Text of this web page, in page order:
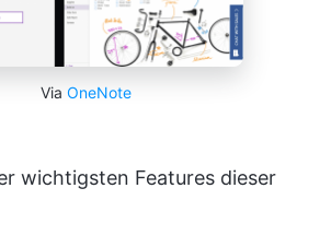
Via OneNote
wichtigsten Features dieser